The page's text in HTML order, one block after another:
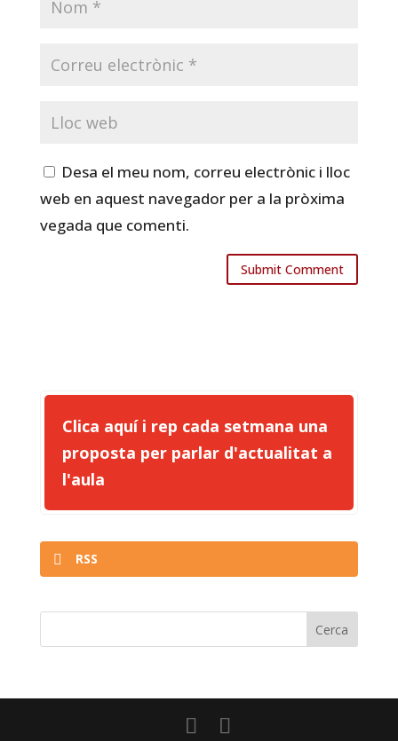
Desa el meu nom, correu electrònic i lloc
web en aquest navegador per a la pròxima
vegada que comenti.
Clica aquí i rep cada setmana una
proposta per parlar d'actualitat a
l'aula
RSS